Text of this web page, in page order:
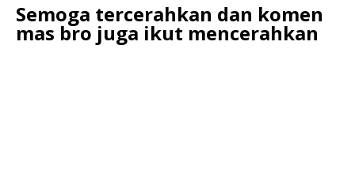
Semoga tercerahkan dan komen
mas bro juga ikut mencerahkan